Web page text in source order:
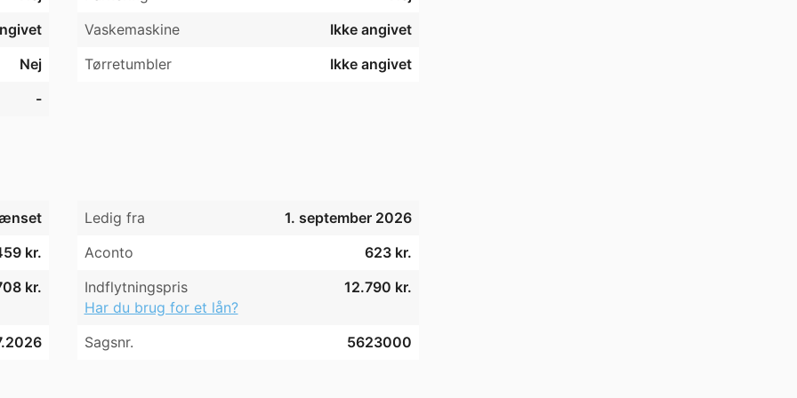
af med vennerne. Derudover
caféer og meget mere.
er kun ca. 1 km fra gågaden.
uddannelse, og man skal være studerende for at
Vaskemaskine
Ikke angivet
Nej Tørretumbler
Ikke angivet
-
Ledig fra
1. september 2026
kr. Aconto
623 kr.
kr. Indflytningspris
12.790 kr.
Har du brug for et lån?
Sagsnr. 5623000